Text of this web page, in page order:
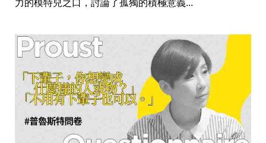
力的模特兒之口，討論了孤獨的積極意義...